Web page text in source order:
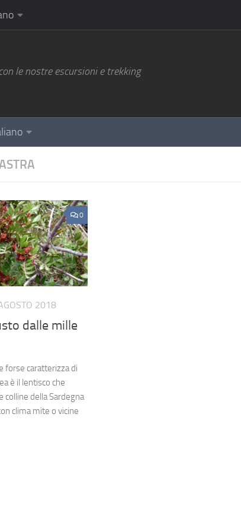
le nostre escursioni e trekking
0
2018
dalle mille
forse caratterizza di
è il lentisco che
della Sardegna
clima mite o vicine